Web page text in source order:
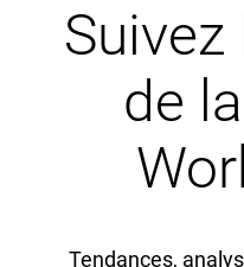
de
Tendances,